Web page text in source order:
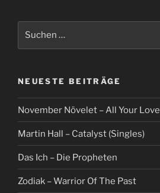
NEUESTE BEITRÄGE
November Növelet – All Your Love
Martin Hall – Catalyst (Singles)
Das Ich – Die Propheten
Zodiak – Warrior Of The Past